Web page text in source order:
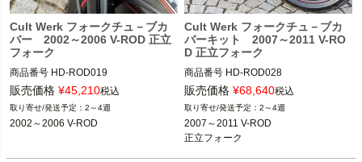
Cult Werk フォークチュ－ブカ
バー 2002～2006 V-ROD 正立
フォーク
商品番号 HD-ROD019
旧型番：963014
M型番：HD-ROD019
販売価格 ¥45,210税込
2～4週
2002～2006 V-ROD
Cult Werk フォークチュ－ブカ
バーキット 2007～2011 V-RO
D 正立フォーク
商品番号 HD-ROD028
旧型番：963001
M型番：HD-ROD028
※倒立フォークは不可
販売価格 ¥68,640税込
2～4週
2007～2011 V-ROD
正立フォーク